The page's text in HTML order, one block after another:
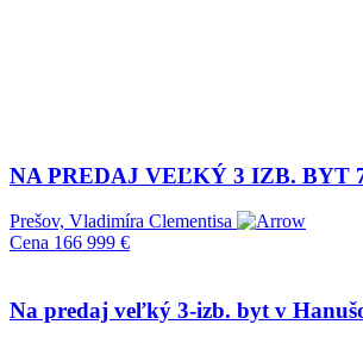
NA PREDAJ VEĽKÝ 3 IZB. BYT
Prešov, Vladimíra Clementisa
Cena 166 999 €
Na predaj veľký 3-izb. byt v